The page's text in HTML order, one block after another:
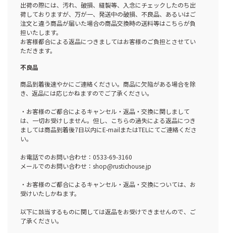
出荷の際には、汚れ、破損、縫製等、入念にチェックしたのち出
荷しておりますが、万が一、発送中の破損、不良品、あるいはご
注文と違う商品が届いた場合の商品交換時の送料等はこちらが負
担いたします。
お客様都合による返品につきましてはお客様のご負担とさせてい
ただきます。
不良品
商品到着後速やかにご連絡ください。商品に欠陥がある場合を除
き、返品には応じかねますのでご了承ください。
・お客様のご都合によるキャンセル・返品・交換に関しまして
は、一切お受けしません。但し、こちらの過失による返品につき
ましては商品到着後7日以内にE-mailまたはTELにてご連絡くださ
い。
お電話でのお問い合わせ：0533-69-3160
メールでのお問い合わせ：shop@rustichouse.jp
・お客様のご都合によるキャンセル・返品・交換については、お
受けいたしかねます。
以下に該当するものに関しては返品をお受けできませんので、ご
了承ください。